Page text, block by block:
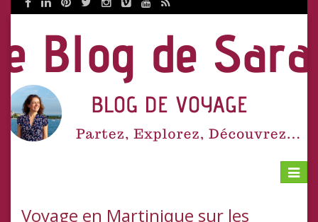
Toggle
Voyage en Martinique sur les